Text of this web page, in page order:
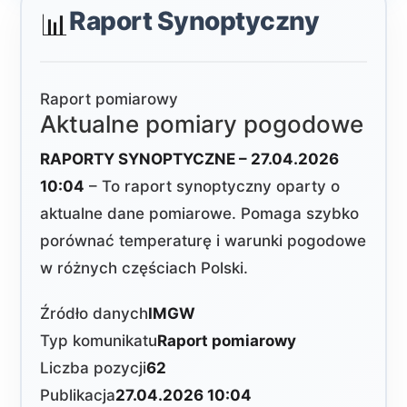
📊Raport Synoptyczny
Raport pomiarowy
Aktualne pomiary pogodowe
RAPORTY SYNOPTYCZNE – 27.04.2026
10:04 – To raport synoptyczny oparty o
aktualne dane pomiarowe. Pomaga szybko
porównać temperaturę i warunki pogodowe
w różnych częściach Polski.
Źródło danychIMGW
Typ komunikatuRaport pomiarowy
Liczba pozycji62
Publikacja27.04.2026 10:04